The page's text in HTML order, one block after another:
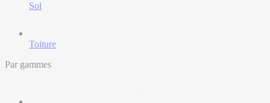
Sol
Toiture
Par gammes